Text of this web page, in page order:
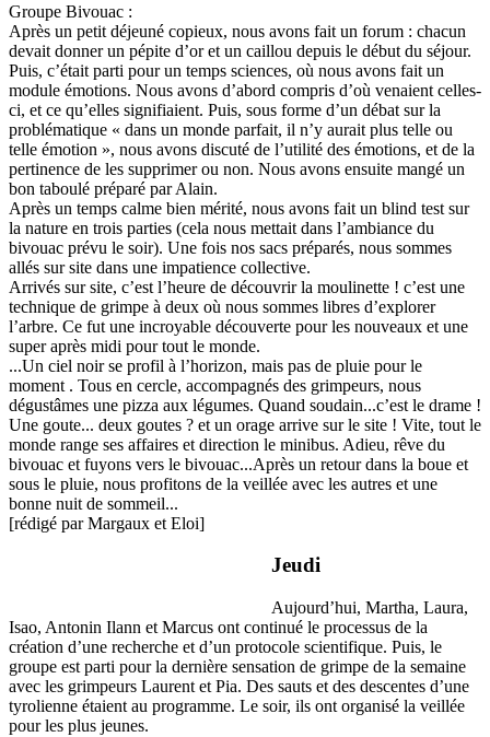
Groupe Bivouac :
Après un petit déjeuné copieux, nous avons fait un forum : chacun
devait donner un pépite d’or et un caillou depuis le début du séjour.
Puis, c’était parti pour un temps sciences, où nous avons fait un
module émotions. Nous avons d’abord compris d’où venaient celles-
ci, et ce qu’elles signifiaient. Puis, sous forme d’un débat sur la
problématique « dans un monde parfait, il n’y aurait plus telle ou
telle émotion », nous avons discuté de l’utilité des émotions, et de la
pertinence de les supprimer ou non. Nous avons ensuite mangé un
bon taboulé préparé par Alain.
Après un temps calme bien mérité, nous avons fait un blind test sur
la nature en trois parties (cela nous mettait dans l’ambiance du
bivouac prévu le soir). Une fois nos sacs préparés, nous sommes
allés sur site dans une impatience collective.
Arrivés sur site, c’est l’heure de découvrir la moulinette ! c’est une
technique de grimpe à deux où nous sommes libres d’explorer
l’arbre. Ce fut une incroyable découverte pour les nouveaux et une
super après midi pour tout le monde.
...Un ciel noir se profil à l’horizon, mais pas de pluie pour le
moment . Tous en cercle, accompagnés des grimpeurs, nous
dégustâmes une pizza aux légumes. Quand soudain...c’est le drame !
Une goute... deux goutes ? et un orage arrive sur le site ! Vite, tout le
monde range ses affaires et direction le minibus. Adieu, rêve du
bivouac et fuyons vers le bivouac...Après un retour dans la boue et
sous le pluie, nous profitons de la veillée avec les autres et une
bonne nuit de sommeil...
[rédigé par Margaux et Eloi]
Jeudi
Aujourd’hui, Martha, Laura,
Isao, Antonin Ilann et Marcus ont continué le processus de la
création d’une recherche et d’un protocole scientifique. Puis, le
groupe est parti pour la dernière sensation de grimpe de la semaine
avec les grimpeurs Laurent et Pia. Des sauts et des descentes d’une
tyrolienne étaient au programme. Le soir, ils ont organisé la veillée
pour les plus jeunes.